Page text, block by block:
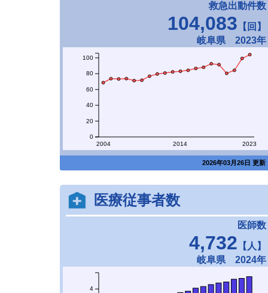
救急出動件数
104,083 【回】
岐阜県 2023年
2004 2014 2023
0
20
40
60
80
100
2026年03月26日 更新
医療従事者数
医師数
4,732 【人】
岐阜県 2024年
4